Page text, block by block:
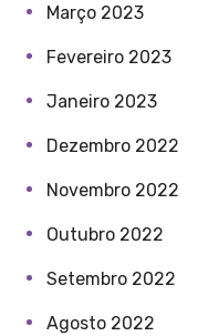
Março 2023
Fevereiro 2023
Janeiro 2023
Dezembro 2022
Novembro 2022
Outubro 2022
Setembro 2022
Agosto 2022